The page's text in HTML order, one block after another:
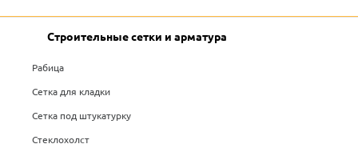
Строительные сетки и арматура
Рабица
Сетка для кладки
Сетка под штукатурку
Стеклохолст